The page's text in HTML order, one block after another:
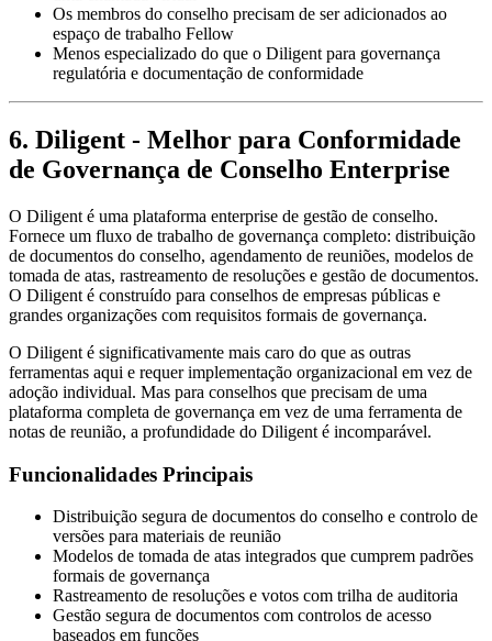
Os membros do conselho precisam de ser adicionados ao
espaço de trabalho Fellow
Menos especializado do que o Diligent para governança
regulatória e documentação de conformidade
6. Diligent - Melhor para Conformidade
de Governança de Conselho Enterprise
O Diligent é uma plataforma enterprise de gestão de conselho.
Fornece um fluxo de trabalho de governança completo: distribuição
de documentos do conselho, agendamento de reuniões, modelos de
tomada de atas, rastreamento de resoluções e gestão de documentos.
O Diligent é construído para conselhos de empresas públicas e
grandes organizações com requisitos formais de governança.
O Diligent é significativamente mais caro do que as outras
ferramentas aqui e requer implementação organizacional em vez de
adoção individual. Mas para conselhos que precisam de uma
plataforma completa de governança em vez de uma ferramenta de
notas de reunião, a profundidade do Diligent é incomparável.
Funcionalidades Principais
Distribuição segura de documentos do conselho e controlo de
versões para materiais de reunião
Modelos de tomada de atas integrados que cumprem padrões
formais de governança
Rastreamento de resoluções e votos com trilha de auditoria
Gestão segura de documentos com controlos de acesso
baseados em funções